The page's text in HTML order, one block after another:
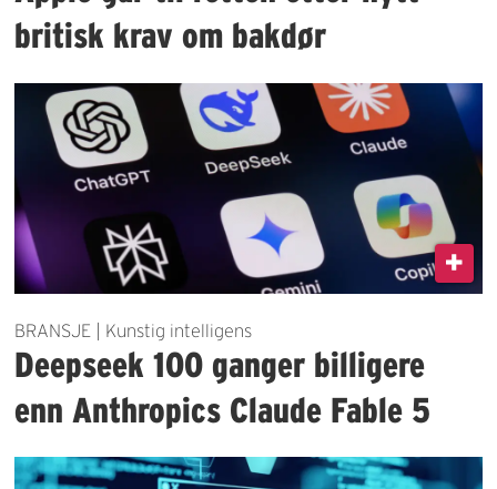
britisk krav om bakdør
BRANSJE | Kunstig intelligens
Deepseek 100 ganger billigere
enn Anthropics Claude Fable 5